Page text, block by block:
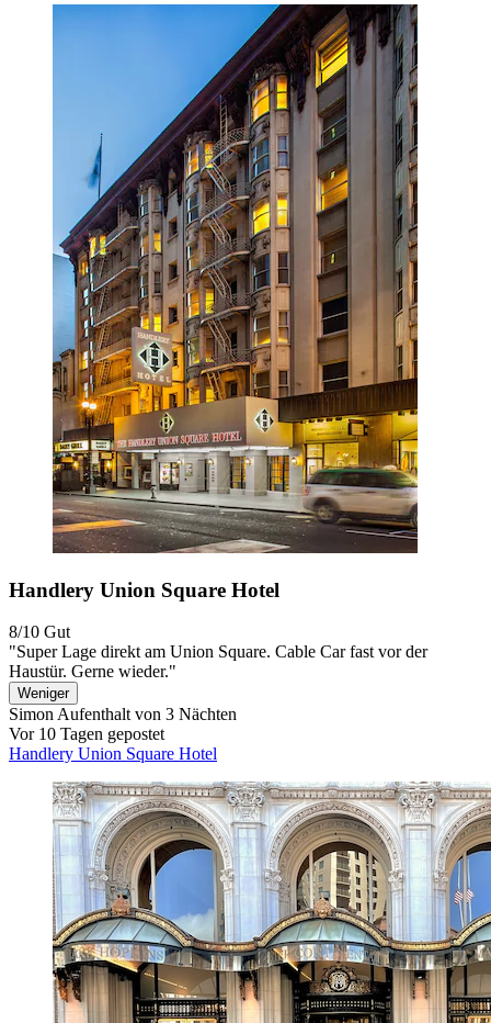
Handlery Union Square Hotel
8/10 Gut
"Super Lage direkt am Union Square. Cable Car fast vor der
Haustür. Gerne wieder."
Weniger
SimonAufenthalt von 3 Nächten
Vor 10 Tagen gepostet
Handlery Union Square Hotel